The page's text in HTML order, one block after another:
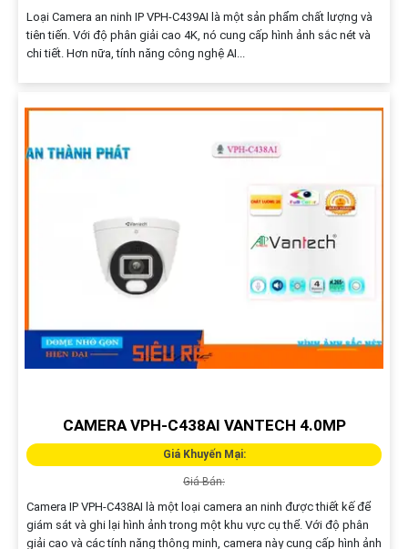
Loại Camera an ninh IP VPH-C439AI là một sản phẩm chất lượng và
tiên tiến. Với độ phân giải cao 4K, nó cung cấp hình ảnh sắc nét và
chi tiết. Hơn nữa, tính năng công nghệ AI...
CAMERA VPH-C438AI VANTECH 4.0MP
Giá Khuyến Mại:
Giá Bán:
Camera IP VPH-C438AI là một loại camera an ninh được thiết kế để
giám sát và ghi lại hình ảnh trong một khu vực cụ thể. Với độ phân
giải cao và các tính năng thông minh, camera này cung cấp hình ảnh